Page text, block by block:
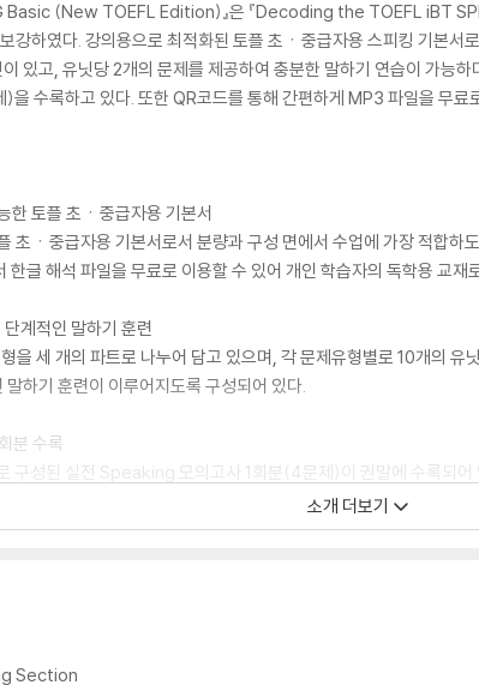
(New TOEFL Edition)』은 『Decoding the TOEFL iBT
강하였다. 강의용으로 최적화된 토플 초ㆍ중급자용 스피킹 기본
있고, 유닛당 2개의 문제를 제공하여 충분한 말하기 연습이 가능
을 수록하고 있다. 또한 QR코드를 통해 간편하게 MP3 파일을 무
한 토플 초ㆍ중급자용 기본서
초ㆍ중급자용 기본서로서 분량과 구성 면에서 수업에 가장 적
글 해석 파일을 무료로 이용할 수 있어 개인 학습자의 독학용 교재
계적인 말하기 훈련
세 개의 파트로 나누어 담고 있으며, 각 문제유형별로 10개의 유
하기 훈련이 이루어지도록 구성되어 있다.
분 수록
구성된 실전 Speaking 모의고사 1회분(4문제)이 권말에 수록되
, 모든 독해 지문과 리스닝 에 대한 한글 해석과 단어 리스트를 홈페
소개 더보기
Section